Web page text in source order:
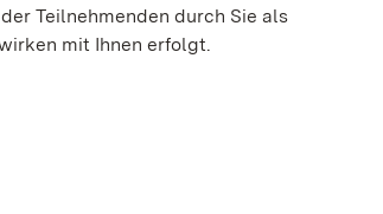
Teilnehmenden durch Sie als
mit Ihnen erfolgt.